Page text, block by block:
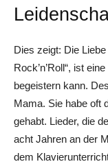
Dies zeigt: Die
Rock’n’Roll“, ist
begeistern kann.
Mama. Sie habe oft
gehabt. Lieder, die
acht Jahren an der
dem